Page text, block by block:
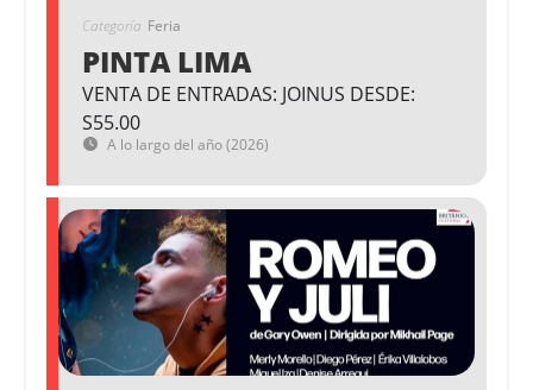
Categoría Feria
PINTA LIMA
VENTA DE ENTRADAS: JOINUS DESDE:
S55.00
A lo largo del año (2026)